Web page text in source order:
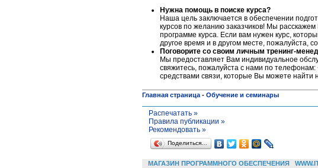
Нужна помощь в поиске курса?
Наша цель заключается в обеспечении
курсов по желанию заказчиков! Мы
программе курса. Если вам нужен курс,
другое время и в другом месте, пожалуйста,
Поговорите со своим личным тренинг-
Мы предоставляет Вам индивидуальное
свяжитесь, пожалуйста c нами по
средствами связи, которые Вы можете найти
Главная страница - Обучение и семинары
Распечатать »
Правила публикации »
Рекомендовать »
Поделиться…
МАГАЗИН ПРОГРАММНОГО ОБЕСПЕЧЕНИЯ